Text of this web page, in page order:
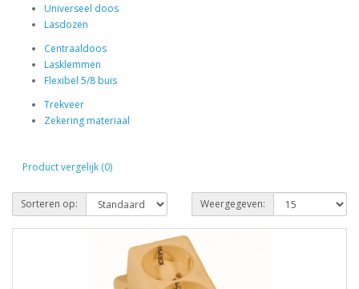
Universeel doos
Lasdozen
Centraaldoos
Lasklemmen
Flexibel 5/8 buis
Trekveer
Zekering materiaal
Product vergelijk (0)
Sorteren op: Weergegeven: